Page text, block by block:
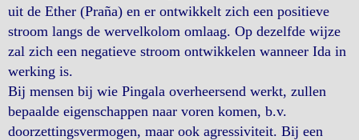
uit de Ether (Praña) en er ontwikkelt zich een positieve
stroom langs de wervelkolom omlaag. Op dezelfde wijze
zal zich een negatieve stroom ontwikkelen wanneer Ida in
werking is.
Bij mensen bij wie Pingala overheersend werkt, zullen
bepaalde eigenschappen naar voren komen, b.v.
doorzettingsvermogen, maar ook agressiviteit. Bij een